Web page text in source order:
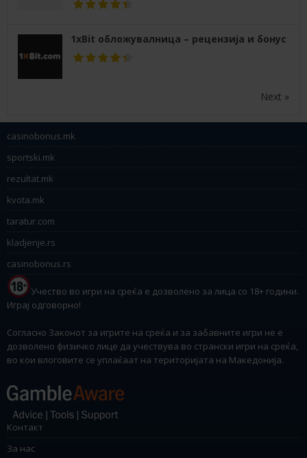
1xBit обложувалница – рецензија и бонус
Next »
casinobonus.mk
sportski.mk
rezultat.mk
kvota.mk
taratur.com
kladjenje.rs
casinobonus.rs
Учество во игри на среќа е дозволено за лица со 18+ години.
Играј одговорно!
Согласно Законот за игрите на среќа и за забавните игри не е
дозволено физичко лице да учествува во странски игри на среќа,
во кои влоговите се уплаќаат на територијата на Македонија.
Контакт
За нас